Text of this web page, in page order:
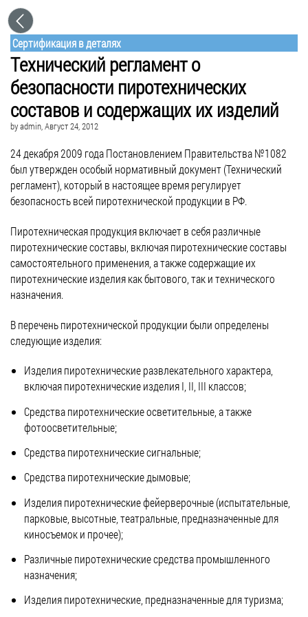
Сертификация в деталях
Технический регламент о
безопасности пиротехнических
составов и содержащих их изделий
byadmin, Август 24, 2012
24 декабря 2009 года Постановлением Правительства №1082
был утвержден особый нормативный документ (Технический
регламент), который в настоящее время регулирует
безопасность всей пиротехнической продукции в РФ.
Пиротехническая продукция включает в себя различные
пиротехнические составы, включая пиротехнические составы
самостоятельного применения, а также содержащие их
пиротехнические изделия как бытового, так и технического
назначения.
В перечень пиротехнической продукции были определены
следующие изделия:
Изделия пиротехнические развлекательного характера,
включая пиротехнические изделия I, II, III классов;
Средства пиротехнические осветительные, а также
фотоосветительные;
Средства пиротехнические сигнальные;
Средства пиротехнические дымовые;
Изделия пиротехнические фейерверочные (испытательные,
парковые, высотные, театральные, предназначенные для
киносъемок и прочее);
Различные пиротехнические средства промышленного
назначения;
Изделия пиротехнические, предназначенные для туризма;